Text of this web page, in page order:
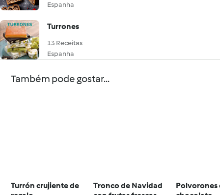
Espanha
Turrones
13 Receitas
Espanha
Também pode gostar...
Turrón crujiente de
Tronco de Navidad
Polvorones